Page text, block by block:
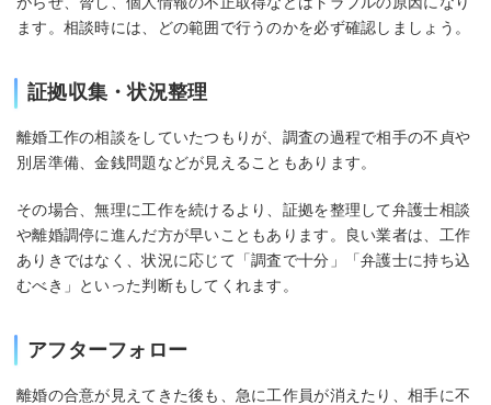
ます。相談時には、どの範囲で行うのかを必ず確認しましょう。
証拠収集・状況整理
離婚工作の相談をしていたつもりが、調査の過程で相手の不貞や
別居準備、金銭問題などが見えることもあります。
その場合、無理に工作を続けるより、証拠を整理して弁護士相談
や離婚調停に進んだ方が早いこともあります。良い業者は、工作
ありきではなく、状況に応じて「調査で十分」「弁護士に持ち込
むべき」といった判断もしてくれます。
アフターフォロー
離婚の合意が見えてきた後も、急に工作員が消えたり、相手に不